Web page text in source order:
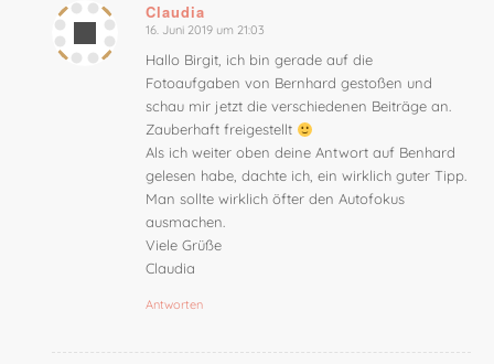
Claudia
sagte:
16. Juni 2019 um 21:03
Hallo Birgit, ich bin gerade auf die
Fotoaufgaben von Bernhard gestoßen und
schau mir jetzt die verschiedenen Beiträge an.
Zauberhaft freigestellt
Als ich weiter oben deine Antwort auf Benhard
gelesen habe, dachte ich, ein wirklich guter Tipp.
Man sollte wirklich öfter den Autofokus
ausmachen.
Viele Grüße
Claudia
Antworten